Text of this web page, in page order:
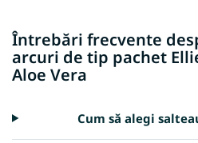
Întrebări frecvente
arcuri de tip pachet
Aloe Vera
Cum să alegi